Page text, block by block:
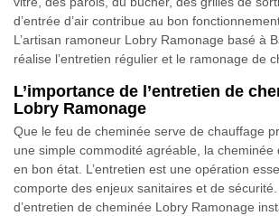
d’entrée d’air contribue au bon
L’artisan ramoneur Lobry Ramonage basé à
réalise l’entretien régulier et le ramonage de
L’importance de l’entretien de
Lobry Ramonage
Que le feu de cheminée serve de chauffage
une simple commodité agréable, la cheminée
en bon état. L’entretien est une opération
comporte des enjeux sanitaires et de sécurité.
d’entretien de cheminée Lobry Ramonage